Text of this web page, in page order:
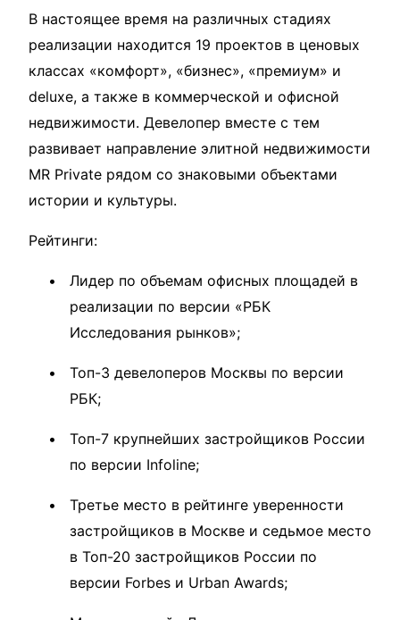
В настоящее время на различных стадиях
реализации находится 19 проектов в ценовых
классах «комфорт», «бизнес», «премиум» и
deluxe, а также в коммерческой и офисной
недвижимости. Девелопер вместе с тем
развивает направление элитной недвижимости
MR Private рядом со знаковыми объектами
истории и культуры.
Рейтинги:
Лидер по объемам офисных площадей в
реализации по версии «РБК
Исследования рынков»;
Топ-3 девелоперов Москвы по версии
РБК;
Топ-7 крупнейших застройщиков России
по версии Infoline;
Третье место в рейтинге уверенности
застройщиков в Москве и седьмое место
в Топ-20 застройщиков России по
версии Forbes и Urban Awards;